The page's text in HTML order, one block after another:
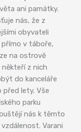
ani památky.
nás, že z
obyvateli
v táboře,
na ostrově
z nich
do kanceláře
před lety. Vše
parku
nás k těmto
Varani